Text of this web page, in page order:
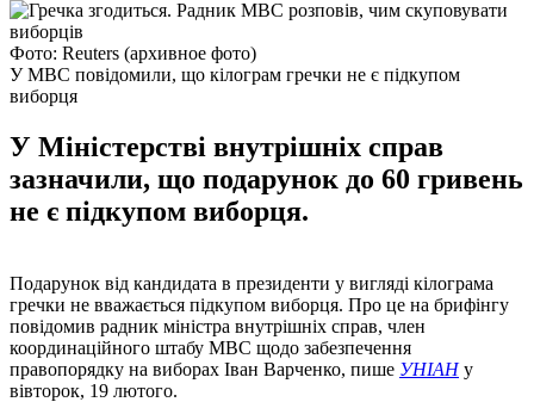
Фото: Reuters (архивное фото)
У МВС повідомили, що кілограм гречки не є підкупом
виборця
У Міністерстві внутрішніх справ
зазначили, що подарунок до 60 гривень
не є підкупом виборця.
Подарунок від кандидата в президенти у вигляді кілограма
гречки не вважається підкупом виборця. Про це на брифінгу
повідомив радник міністра внутрішніх справ, член
координаційного штабу МВС щодо забезпечення
правопорядку на виборах Іван Варченко, пише УНІАНу
вівторок, 19 лютого.